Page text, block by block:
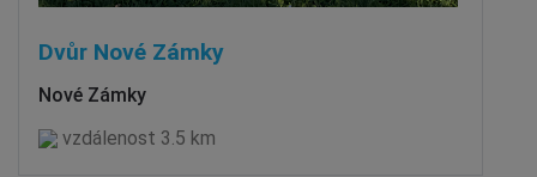
Dvůr Nové Zámky
Nové Zámky
vzdálenost 3.5 km